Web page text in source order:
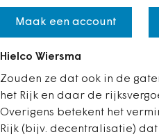
Maak een account
Hielco Wiersma
Zouden ze dat ook in de
het Rijk en daar de
Overigens betekent het
Rijk (bijv. decentralisatie)